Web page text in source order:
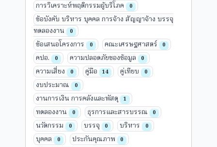
การวิเคราะห์พฤติกรรมผู้บริโภค 0
ข้อบังคับ บริหาร บุคคล การจ้าง สัญญาจ้าง บรรจุ
ทดลองงาน
0
ข้อเสนอโครงการ 0 คณะเศรษฐศาสตร์ 0
คปอ. 0 ความปลอดภัยของข้อมูล 0
ความเสี่ยง 0 คู่มือ 14 คู่เทียบ 0
งบประมาณ 0
งานการเงิน การคลังและพัสดุ 1
ทดลองงาน 0 ธุรการและสารบรรณ 0
นวัตกรรม 0 บรรจุ 0 บริหาร 0
บุคคล 0 ประกันคุณภาพ 0